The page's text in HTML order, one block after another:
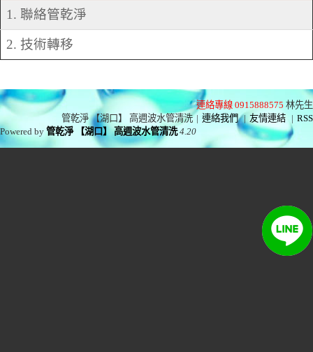
1. 聯絡管乾淨
2. 技術轉移
連絡專線 0915888575 林先生
管乾淨 【湖口】 高週波水管清洗 | 連絡我們 | 友情連結 | RSS
Powered by管乾淨 【湖口】 高週波水管清洗 4.20